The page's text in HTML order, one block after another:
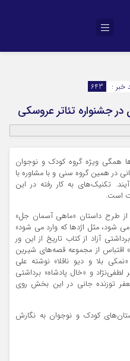
خبر : 643
همگی ویژه گروه کودک و نوجوان
در همین گروه سنی و با مشاوره با
تکنیک‌های به کار رفته در این
است.
از طرح داستان «ماهی آسمان جل»
شود، مثل اژدها که وارد می شود»
آزاد از کتاب تاریخ از این ور
از مجموعه قصه‌های شیرین
بلا و دیو ناقلا» نوشته علی
لطفی‌نژاد و «خال پادشاه» برداشتی
توزنده جانی در این بخش روی
کودک و نوجوان به نگارش